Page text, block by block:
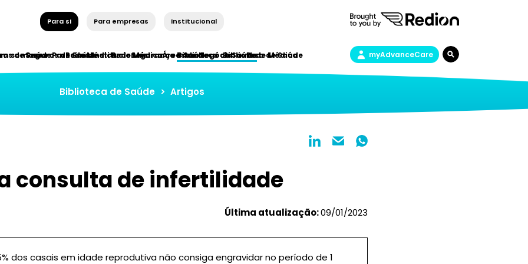
Para si Para empresas Institucional
Seguros de Saúde Rede Médica Biblioteca de Saúde
de Saúde Rede Médica Segurança e Saúde Biblioteca de Saúde
somos Parceiros Institucionais Áreas de Negócio Rede Médica myAdvanceCare
Biblioteca de Saúde > Artigos
consulta de infertilidade
Última atualização:09/01/2023
dos casais em idade reprodutiva não consiga engravidar no período de 1